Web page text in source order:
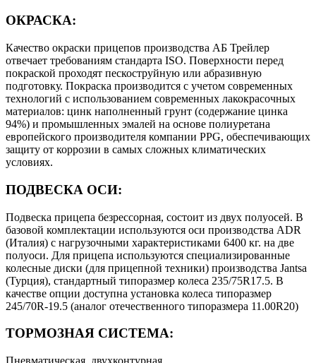
ОКРАСКА:
Качество окраски прицепов производства АБ Трейлер
отвечает требованиям стандарта ISO. Поверхности перед
покраской проходят пескоструйную или абразивную
подготовку. Покраска производится с учетом современных
технологий с использованием современных лакокрасочных
материалов: цинк наполненный грунт (содержание цинка
94%) и промышленных эмалей на основе полиуретана
европейского производителя компании PPG, обеспечивающих
защиту от коррозии в самых сложных климатических
условиях.
ПОДВЕСКА ОСИ:
Подвеска прицепа безрессорная, состоит из двух полуосей. В
базовой комплектации используются оси производства ADR
(Италия) с нагрузочными характеристиками 6400 кг. на две
полуоси. Для прицепа используются специализированные
колесные диски (для прицепной техники) производства Jantsa
(Турция), стандартный типоразмер колеса 235/75R17.5. В
качестве опции доступна установка колеса типоразмер
245/70R-19.5 (аналог отечественного типоразмера 11.00R20)
ТОРМОЗНАЯ СИСТЕМА:
Пневматическая, двухконтурная.